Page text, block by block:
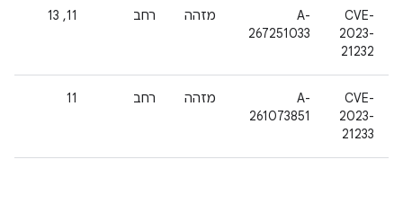
CVE-
2023-
21232
A-
267251033
מזהה רחב 11, 13
CVE-
2023-
21233
A-
261073851
מזהה רחב 11